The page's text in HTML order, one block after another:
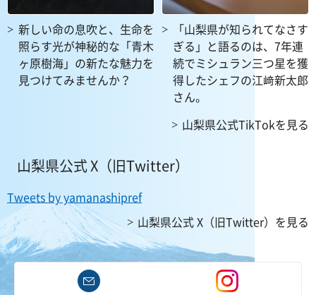
新しい命の息吹と、生命を
照らす光が神秘的な「青木
ヶ原樹海」の新たな魅力を
見つけてみませんか？
「山梨県が知られてなさす
ぎる」と語るのは、7年連
続でミシュラン三つ星を獲
得したシェフの江﨑新太郎
さん。
山梨県公式TikTokを見る
山梨県公式 X（旧Twitter）
Tweets by yamanashipref
山梨県公式 X（旧Twitter）を見る